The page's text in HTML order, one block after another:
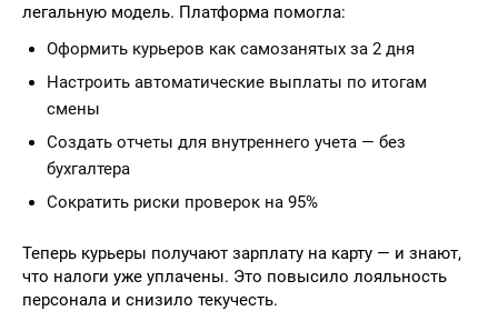
легальную модель. Платформа помогла:
Оформить курьеров как самозанятых за 2 дня
Настроить автоматические выплаты по итогам
смены
Создать отчеты для внутреннего учета — без
бухгалтера
Сократить риски проверок на 95%
Теперь курьеры получают зарплату на карту — и знают,
что налоги уже уплачены. Это повысило лояльность
персонала и снизило текучесть.